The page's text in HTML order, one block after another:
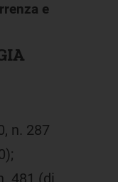
e
n. 287
481 (di